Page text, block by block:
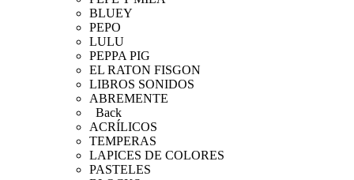
BLUEY
PEPO
LULU
PEPPA PIG
EL RATON FISGON
LIBROS SONIDOS
ABREMENTE
Back
ACRÍLICOS
TEMPERAS
LAPICES DE COLORES
PASTELES